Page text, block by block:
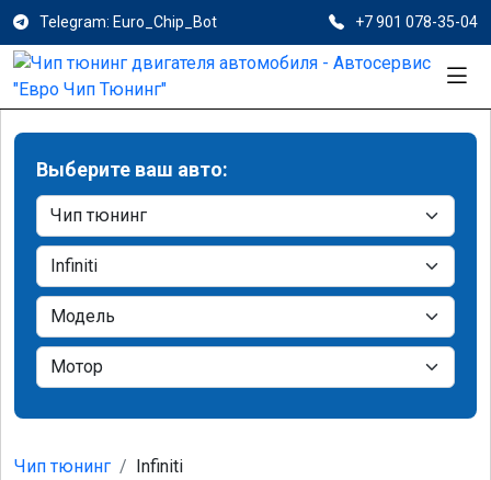
Telegram: Euro_Chip_Bot +7 901 078-35-04
Выберите ваш авто:
Чип тюнинг Infiniti